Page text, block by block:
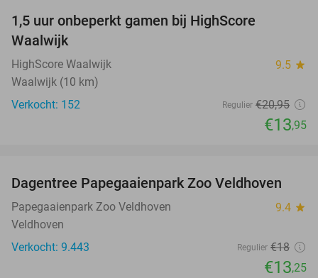
1,5 uur onbeperkt gamen bij HighScore
Waalwijk
HighScore Waalwijk 9.5 star
Waalwijk (10 km)
Verkocht: 152
Regulier €20,95
€13,95
26%
Dagentree Papegaaienpark Zoo Veldhoven
Papegaaienpark Zoo Veldhoven 9.4 star
Veldhoven
Verkocht: 9.443
Regulier €18
€13,25